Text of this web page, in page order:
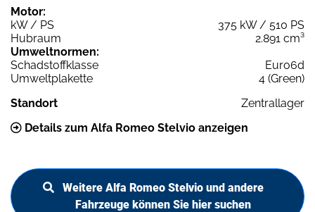
Motor:
kW / PS
375 kW / 510 PS
Hubraum
2.891 cm³
Umweltnormen:
Schadstoffklasse
Euro6d
Umweltplakette
4 (Green)
Standort
Zentrallager
Details zum Alfa Romeo Stelvio anzeigen
Weitere Alfa Romeo Stelvio und andere
Fahrzeuge können Sie hier suchen